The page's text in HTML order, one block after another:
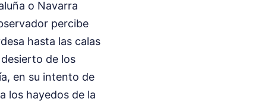
o Navarra
percibe
hasta las calas
de los
en su intento de
los hayedos de la